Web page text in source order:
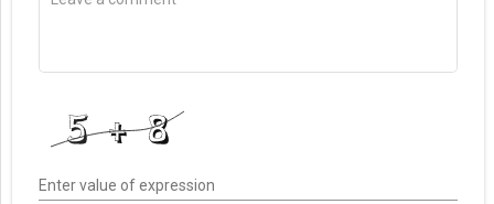
Enter value of expression